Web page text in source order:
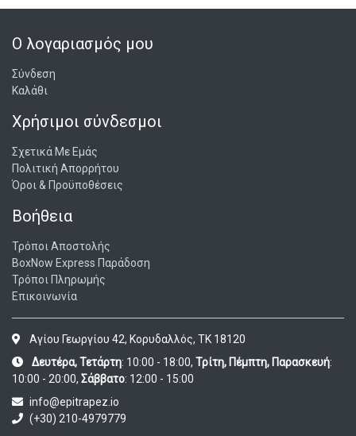
Ο λογαριασμός μου
Σύνδεση
Καλάθι
Χρήσιμοι σύνδεσμοι
Σχετικά Με Εμάς
Πολιτική Απορρήτου
Όροι & Προϋποθέσεις
Βοήθεια
Τρόποι Αποστολής
BoxNow Express Παράδοση
Τρόποι Πληρωμής
Επικοινωνία
Αγίου Γεωργίου 42, Κορυδαλλός, ΤΚ 18120
Δευτέρα, Τετάρτη: 10:00 - 18:00, Τρίτη, Πέμπτη, Παρασκευή:
10:00 - 20:00, Σάββατο: 12:00 - 15:00
info@epitrapez.io
(+30) 210-4979779